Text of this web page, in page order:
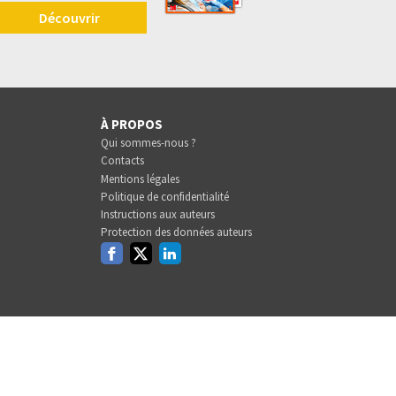
Découvrir
À PROPOS
Qui sommes-nous ?
Contacts
Mentions légales
Politique de confidentialité
Instructions aux auteurs
Protection des données auteurs
FacebookTwitterLinkedin